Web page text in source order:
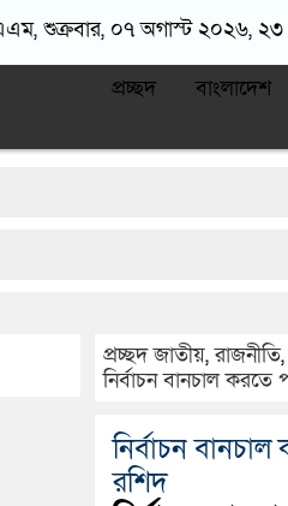
, শুক্রবার, ০৭ অগাস্ট ২০২৬, ২৩
প্রচ্ছদ বাংলাদেশ
প্রচ্ছদ জাতীয়,রাজনীতি
নির্বাচন বানচাল
নির্বাচন
রশিদ